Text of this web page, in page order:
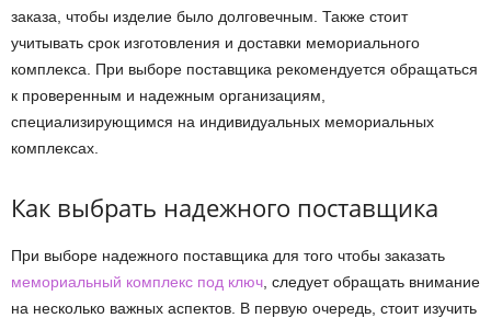
заказа, чтобы изделие было долговечным. Также стоит
учитывать срок изготовления и доставки мемориального
комплекса. При выборе поставщика рекомендуется обращаться
к проверенным и надежным организациям,
специализирующимся на индивидуальных мемориальных
комплексах.
Как выбрать надежного поставщика
При выборе надежного поставщика для того чтобы заказать
мемориальный комплекс под ключ , следует обращать внимание
на несколько важных аспектов. В первую очередь, стоит изучить